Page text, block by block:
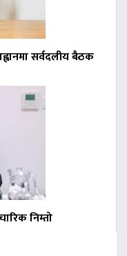
सर्वदलीय बैठक
निम्तो